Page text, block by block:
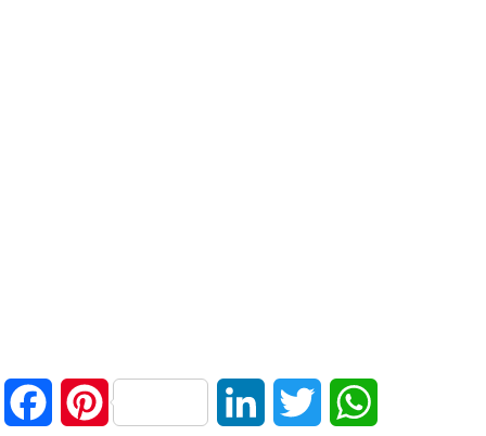
FacebookPinterest LinkedIn Twitter